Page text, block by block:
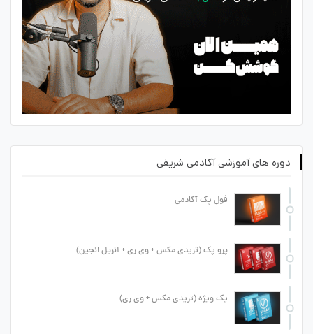
دوره های آموزشی آکادمی شریفی
فول پک آکادمی
پرو پک (تریدی مکس + وی ری + آنریل انجین)
پک ویژه (تریدی مکس + وی ری)